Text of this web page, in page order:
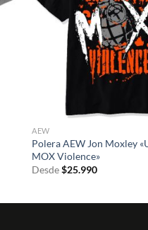
AEW
Polera AEW Jon Moxley
MOX Violence»
Desde$25.990